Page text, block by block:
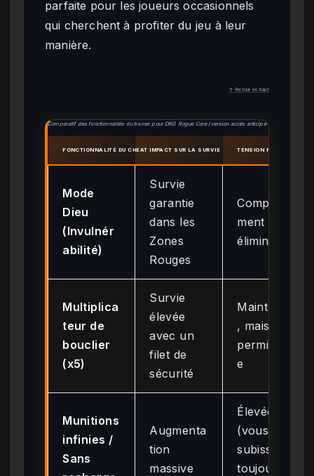
parfaite pour les joueurs occasionnels
qui cherchent à profiter du jeu à leur
manière.
↑ Retour en haut
Comparatif des fonctionnalités du trainer pour DRG Rogue Core (version accès anticipé v0.1.4)
FONCTIONNALITÉ DU CHEAT IMPACT SUR LA SURVIE TENSION ROGUELITE
Mode
Dieu
(Invulnér
abilité)
Survie
garantie
dans les
Zones
Rouges
Complète
ment
éliminée
Multiplica
teur de
bouclier
(x5)
Survie
élevée
avec un
filet de
sécurité
Maintenue
, mais
permissiv
e
Munitions
infinies /
Sans
Augmenta
tion
massive
Élevée
(vous
subissez
toujours